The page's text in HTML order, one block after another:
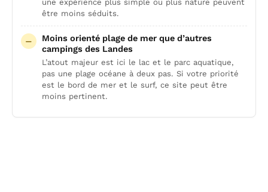
une expérience plus simple ou plus nature peuvent
être moins séduits.
Moins orienté plage de mer que d’autres
campings des Landes
L’atout majeur est ici le lac et le parc aquatique,
pas une plage océane à deux pas. Si votre priorité
est le bord de mer et le surf, ce site peut être
moins pertinent.